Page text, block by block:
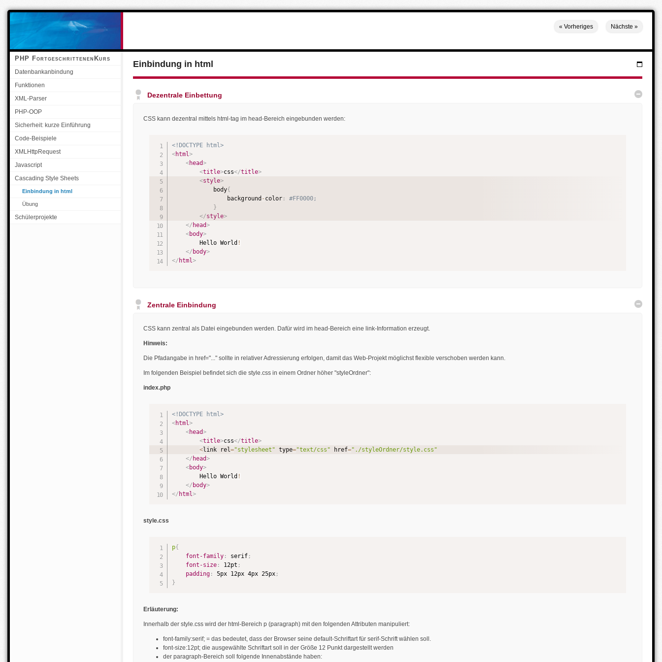
Navigation überspringen
Menü
PHP FortgeschrittenenKurs
Datenbankanbindung
Funktionen
XML-Parser
PHP-OOP
Sicherheit: kurze Einführung
Code-Beispiele
XMLHttpRequest
Javascript
Cascading Style Sheets
Einbindung in html
Übung
Schülerprojekte
« Vorheriges Nächste »
Einbindung in html
Dezentrale Einbettung
CSS kann dezentral mittels html-tag im head-Bereich eingebunden werden:
<!DOCTYPE html>
<html>
<head>
<title>css</title>
<style>
            body
{
                background
- color:
#FF0000;
}
</style>
</ head>
<body>
        Hello World
!
</ body>
</ html>
Zentrale Einbindung
CSS kann zentral als Datei eingebunden werden. Dafür wird im head-Bereich eine link-Information erzeugt.
Hinweis:
Die Pfadangabe in href="..." sollte in relativer Adressierung erfolgen, damit das Web-Projekt möglichst flexible verschoben werden kann.
Im folgenden Beispiel befindet sich die style.css in einem Ordner höher "styleOrdner":
index.php
<!DOCTYPE html>
<html>
<head>
<title>css</title>
<link rel="stylesheet" type="text/css" href="./styleOrdner/style.css"
</ head>
<body>
        Hello World
!
</ body>
</ html>
style.css
p{
font-family: serif;
font-size: 12pt ;
padding: 5px 12px 4px 25px;
}
Erläuterung:
Innerhalb der style.css wird der html-Bereich p (paragraph) mit den folgenden Attributen manipuliert:
font-family:serif; = das bedeutet, dass der Browser seine default-Schriftart für serif-Schrift wählen soll.
font-size:12pt; die ausgewählte Schriftart soll in der Größe 12 Punkt dargestellt werden
der paragraph-Bereich soll folgende Innenabstände haben: